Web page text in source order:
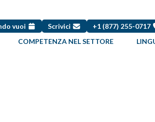
vuoi Scrivici +1 (877) 255-0717
COMPETENZA NEL SETTORE